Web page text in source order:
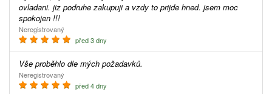
ovladani. jiz podruhe zakupuji a vzdy to prijde hned. jsem moc
spokojen !!!
Neregistrovaný
před 3 dny
Vše proběhlo dle mých požadavků.
Neregistrovaný
před 4 dny